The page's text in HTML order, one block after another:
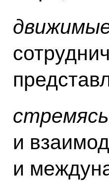
стремясь
и
и